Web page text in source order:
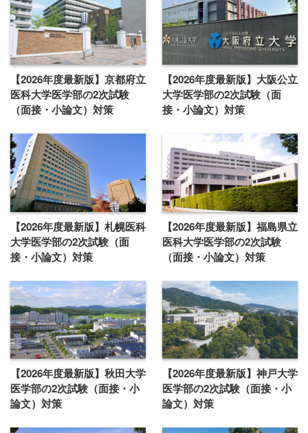
【2026年度最新版】京都府立
医科大学医学部の2次試験
（面接・小論文）対策
【2026年度最新版】大阪公立
大学医学部の2次試験（面
接・小論文）対策
【2026年度最新版】札幌医科
大学医学部の2次試験（面
接・小論文）対策
【2026年度最新版】福島県立
医科大学医学部の2次試験
（面接・小論文）対策
【2026年度最新版】秋田大学
医学部の2次試験（面接・小
論文）対策
【2026年度最新版】神戸大学
医学部の2次試験（面接・小
論文）対策